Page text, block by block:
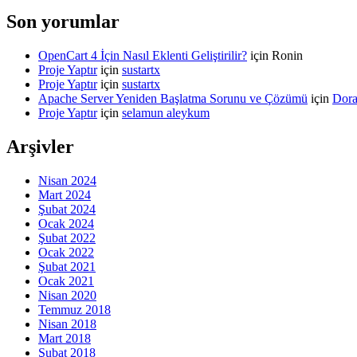
Son yorumlar
OpenCart 4 İçin Nasıl Eklenti Geliştirilir? için Ronin
Proje Yaptıriçin sustartx
Proje Yaptıriçin sustartx
Apache Server Yeniden Başlatma Sorunu ve Çözümü için
Proje Yaptıriçin selamun aleykum
Arşivler
Nisan 2024
Mart 2024
Şubat 2024
Ocak 2024
Şubat 2022
Ocak 2022
Şubat 2021
Ocak 2021
Nisan 2020
Temmuz 2018
Nisan 2018
Mart 2018
Şubat 2018